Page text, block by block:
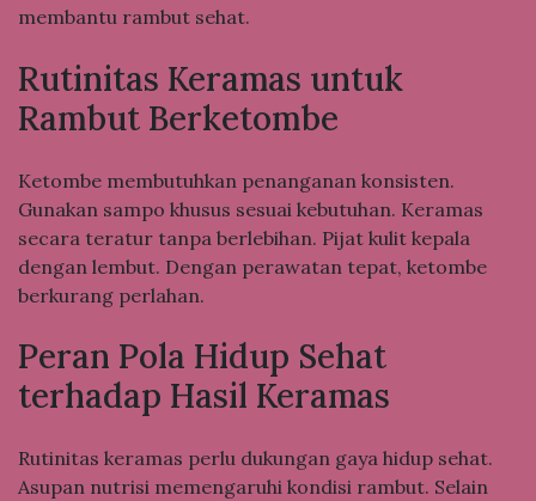
membantu rambut sehat.
Rutinitas Keramas untuk
Rambut Berketombe
Ketombe membutuhkan penanganan konsisten.
Gunakan sampo khusus sesuai kebutuhan. Keramas
secara teratur tanpa berlebihan. Pijat kulit kepala
dengan lembut. Dengan perawatan tepat, ketombe
berkurang perlahan.
Peran Pola Hidup Sehat
terhadap Hasil Keramas
Rutinitas keramas perlu dukungan gaya hidup sehat.
Asupan nutrisi memengaruhi kondisi rambut. Selain